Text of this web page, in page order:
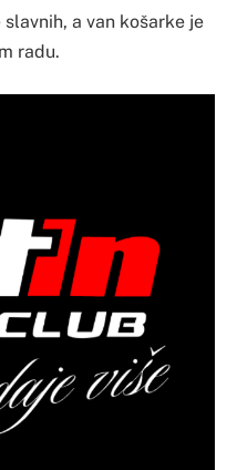
a van košarke je
radu.